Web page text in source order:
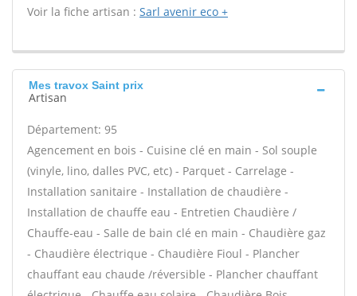
Voir la fiche artisan : Sarl avenir eco +
Mes travox Saint prix
Artisan
Département: 95
Agencement en bois - Cuisine clé en main - Sol souple
(vinyle, lino, dalles PVC, etc) - Parquet - Carrelage -
Installation sanitaire - Installation de chaudière -
Installation de chauffe eau - Entretien Chaudière /
Chauffe-eau - Salle de bain clé en main - Chaudière gaz
- Chaudière électrique - Chaudière Fioul - Plancher
chauffant eau chaude /réversible - Plancher chauffant